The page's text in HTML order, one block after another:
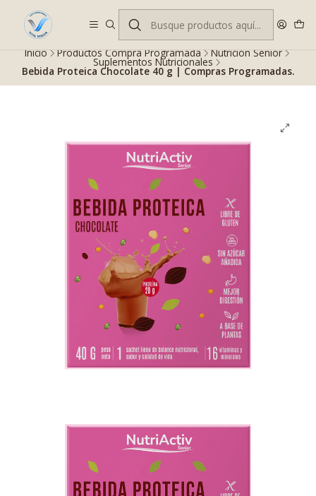
Despacho gratis en RM desde $100.000. Revisa las condiciones.
Inicio Productos Compra Programada Nutrición Senior
Suplementos Nutricionales
Bebida Proteica Chocolate 40 g | Compras Programadas.